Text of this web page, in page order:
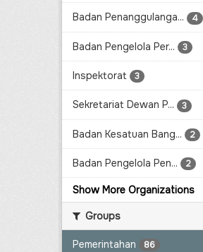
Badan Penanggulanga... 4
Badan Pengelola Per... 3
Inspektorat 3
Sekretariat Dewan P... 3
Badan Kesatuan Bang... 2
Badan Pengelola Pen... 2
Show More Organizations
Groups
Pemerintahan 86